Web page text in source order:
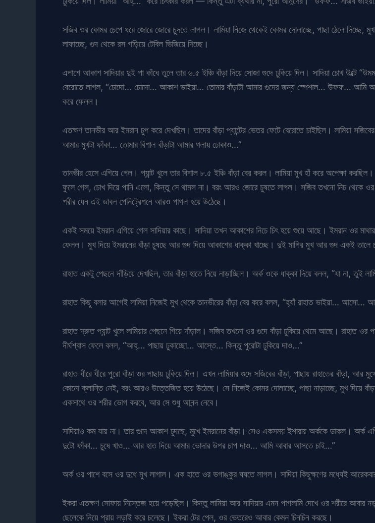
সজিব ওর কোমর চেপে ধরে জোরে জোরে চুদতে লাগল। লামিয়া নিজে থেকেই কোমর দোলাচ্ছে, পাছা ঠেলে
লাফাচ্ছে, গুদ থেকে রস গড়িয়ে টেবিল ভিজিয়ে দিচ্ছে।
এপাশে আকাশ সাদিয়ার দুই পা কাঁধে তুলে তার ৬.৫ ইঞ্চি বাঁড়া দিয়ে সোজা গুদে ঢুকিয়ে দিল। সাদিয়া চোখ
বেরোতে লাগল, “চোদো… চোদো… আকাশ ভাইয়া… তোমার বাঁড়াটা আমার গুদের জন্য স্পেশাল… উফফ… আমি
করে ফেলল।
এতক্ষণ তানভীর আর ইমরান চুপ করে দেখছিল। তাদের বাঁড়া প্যান্টের ভেতর ফেটে বেরোতে চাইছিল। লামিয়া
আমার মুখটা ফাঁকা… তোমার বিশাল বাঁড়াটা আমার গলায় ঢোকাও…”
তানভীর হেসে এগিয়ে গেল। প্যান্ট খুলে তার বিশাল ৮.৫ ইঞ্চি বাঁড়া বের করল। লামিয়া মুখ হাঁ করে অপেক্ষা
ফুলে গেল, চোখ দিয়ে পানি এলো, কিন্তু সে থামল না। বরং আরও জোরে চুষতে লাগল। সজিব তখনো নিচ থেকে
শরীর যেন এই ডাবল পেনিট্রেশনে আরও পাগল হয়ে উঠেছে।
একই সময়ে ইমরান এগিয়ে গেল সাদিয়ার কাছে। সাদিয়া তখন আকাশের নিচে চিৎ হয়ে শুয়ে আছে। ইমরান ওর
ফেলল। মুখ দিয়ে ইমরানের বাঁড়া চুষছে আর গুদ দিয়ে আকাশের ধাক্কা খাচ্ছে। দুই মাগির মুখ আর গুদ একই তালে
রাহাত একটু পেছনে দাঁড়িয়ে দেখছিল, তার বাঁড়া হাতে নিয়ে নাড়াচ্ছিল। অর্ক ওকে ধাক্কা দিয়ে বলল, “যা না, তুই
রাহাত কিছু বলার আগেই লামিয়া নিজেই মুখ থেকে তানভীরের বাঁড়া বের করে বলল, “হ্যাঁ রাহাত ভাইয়া… আসো…
রাহাত দ্রুত প্যান্ট খুলে লামিয়ার পেছনে গিয়ে দাঁড়াল। সজিব তখনো ওর গুদে বাঁড়া ঢুকিয়ে থেমে আছে। রাহাত ওর
দীর্ঘশ্বাস ফেলে বলল, “আহ্… পাছায় ঢুকাচ্ছো… আস্তে… কিন্তু পুরোটা ঢুকিয়ে দাও…”
রাহাত ধীরে ধীরে পুরো বাঁড়া ওর পাছায় ঢুকিয়ে দিল। এখন লামিয়ার গুদে সজিবের বাঁড়া, পাছায় রাহাতের বাঁড়া,
কোনো ক্লান্তি নেই, বরং আরও উত্তেজিত হয়ে উঠেছে। সে নিজেই কোমর দোলাচ্ছে, পাছা নাড়াচ্ছে, মুখ দিয়ে
একসাথে ওর শরীর ভোগ করবে, আর সে শুধু আনন্দ নেবে।
সাদিয়াও কম যায় না। তার গুদে আকাশ চুদছে, মুখে ইমরানের বাঁড়া। সেও একসময় ইশারায় অর্ককে ডাকল। অর্ক
দুটো ফাঁকা… চুষে খাও… আর হাত দিয়ে আমার ভোদার উপর চাপ দাও… আমি আবার আসতে চাই…”
অর্ক ওর পাশে বসে ওর দুধে মুখ লাগাল। এক হাতে ওর ভগাঙ্কুর ঘষতে লাগল। সাদিয়া কিছুক্ষণের মধ্যেই
ইকরা এতক্ষণ সোফায় নিস্তেজ হয়ে পড়েছিল। কিন্তু লামিয়া আর সাদিয়ার এমন পাগলামি দেখে ওর শরীরে আবার
ছেলেকে নিয়ে প্রায় লড়াই করে চলেছে। ইকরা টের পেল, ওর ভেতরেও আবার কেমন চিনচিন করছে।